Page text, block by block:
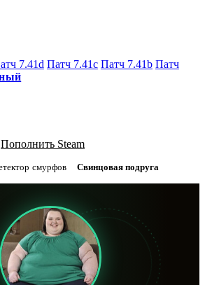
7.41d Патч 7.41c Патч 7.41b Патч
Пополнить Steam
смурфов Свинцовая подруга